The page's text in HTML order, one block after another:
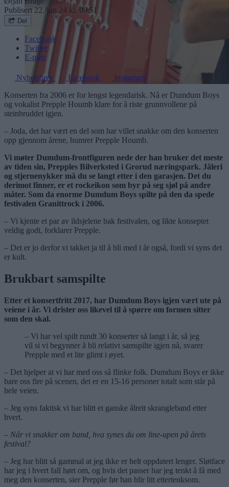
Publisert 22. jun 24 kl. 09:51
Del
Facebook
Twitter
E-post
Nyhetsbrev Facebook
Instagram
Konserten fra 2006 er for lengst legendarisk. Nå er Dumdum Boys
og vokalist Prepple Houmb klare for å riste grunnvollene på
steinbruddet igjen.
– Joda, det har vært en del som har villet snakke om den konserten
opp gjennom årene, humrer Prepple Houmb.
Vi møter Dumdum-frontfiguren nede der han bruker det meste
av tiden sin, Prepples Bilverksted i Grorud næringspark. Jåleri
og stjernenykker må du se langt etter i den garasjen. Det du
derimot finner, er et rockeikon som byr på seg sjøl på andre
måter. Som da enorme Dumdum Boys spilte på den da spede
festivalen Granittrock i 2006.
– Vi kjente et par av ildsjelene bak festivalen, og likte konseptet
veldig godt, forklarer Prepple.
– Det er jo derfor vi takket ja til å bli med i år også, fordi vi syns det
er kult.
Brukbart samspilte
Etter et konsertfritt 2017, har Dumdum Boys igjen vært ute på
veiene i år. Vi drister oss likevel til å spørre om formen sitter
som den skal.
– Vi har vel spilt rundt 30 konserter så langt i år, så jeg
vil si vi begynner å bli relativt samspilte igjen nå, svarer
Prepple med et lite glimt i øyet.
– Det hjelper at vi har med oss så flinke folk. Dumdum Boys er ikke
bare oss fire på scenen, det er en 15-16 personer totalt som står på
hele veien.
– Jeg syns faktisk vi har blitt et ganske ålreit skrangleband etter
hvert.
– Når vi snakker om band, hva synes du om line-upen på årets
festival?
– Jeg har blitt så gammal at jeg ikke er helt oppdatert lenger. Sløtface
har jeg i hvert fall hørt om, og hvis det passer har jeg tenkt å få med
meg den konserten, sier Prepple før han blir litt ettertenksom.